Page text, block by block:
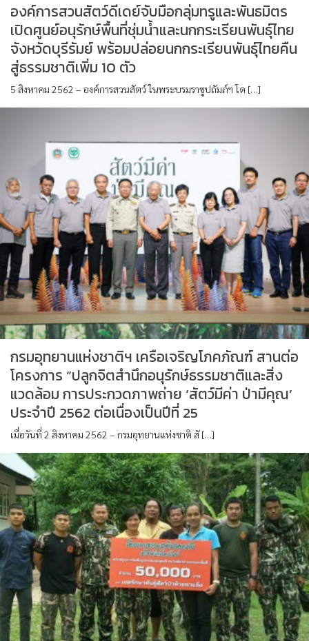
องค์การสวนสัตว์ดีเดย์จับมือกลุ่มทรูและพันธมิตร
เปิดศูนย์อนุรักษ์พื้นที่ชุ่มน้ำและนกกระเรียนพันธุ์ไทย
จังหวัดบุรีรัมย์ พร้อมปล่อยนกกระเรียนพันธุ์ไทยคืน
สู่ธรรมชาติเพิ่ม 10 ตัว
5 สิงหาคม 2562 – องค์การสวนสัตว์ ในพระบรมราชูปถัมภ์ฯ โด […]
กรมอุทยานแห่งชาติฯ เครือเจริญโภคภัณฑ์ สานต่อ
โครงการ “ปลูกจิตสำนึกอนุรักษ์ธรรมชาติและสิ่ง
แวดล้อม การประกวดภาพถ่าย ‘สัตว์มีค่า ป่ามีคุณ’
ประจำปี 2562 ต่อเนื่องเป็นปีที่ 25
เมื่อวันที่ 2 สิงหาคม 2562 – กรมอุทยานแห่งชาติ สั […]